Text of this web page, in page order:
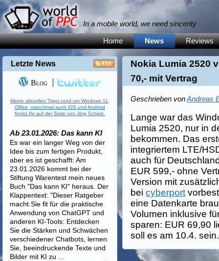
In a mobile world, we need sincerity
Home News Reviews
Nokia Lumia 2520
70,- mit Vertrag
Geschrieben vonAndreas
Lange war das
Lumia 2520, nur in
bekommen. Das
integriertem LTE/
auch für
EUR 599,- ohne
Version mit
beicyberport
eine Datenkarte
Volumen inklusive
sparen: EUR 69,90
soll es am 10.4. sein.
Letzte News
Blog
Meine aktuellen Tipps rund um Windows 11,
Office, manchmal auch iOS und Android
findet Ihr auf der Seite von Jörg Schieb.
Ab 23.01.2026: Das kann KI
Es war ein langer Weg von der
Idee bis zum fertigen Produkt,
aber es ist geschafft: Am
23.01.2026 kommt bei der
Stiftung Warentest mein neues
Buch "Das kann KI" heraus. Der
Klappentext: "Dieser Ratgeber
macht Sie fit für die praktische
Anwendung von ChatGPT und
anderen KI-Tools: Entdecken
Sie die Stärken und Schwächen
verschiedener Chatbots, lernen
Sie, beeindruckende Texte und
Bilder mit KI zu ...